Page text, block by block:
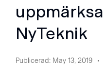
NyTeknik
Publicerad: May 13, 2019